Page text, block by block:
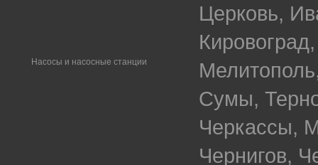
Насосы и насосные станции
Церковь,
Сумы,
Черкассы,
Чернигов,